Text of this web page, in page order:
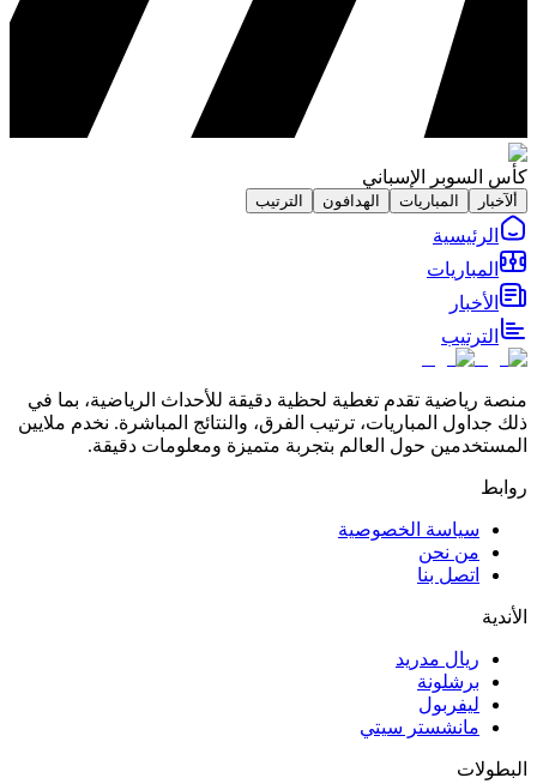
كأس السوبر الإسباني
ألآخبار المباريات الهدافون الترتيب
الرئيسية
المباريات
الأخبار
الترتيب
منصة رياضية تقدم تغطية لحظية دقيقة للأحداث الرياضية، بما في
ذلك جداول المباريات، ترتيب الفرق، والنتائج المباشرة. نخدم ملايين
المستخدمين حول العالم بتجربة متميزة ومعلومات دقيقة.
روابط
سياسة الخصوصية
من نحن
اتصل بنا
الأندية
ريال مدريد
برشلونة
ليفربول
مانشستر سيتي
البطولات